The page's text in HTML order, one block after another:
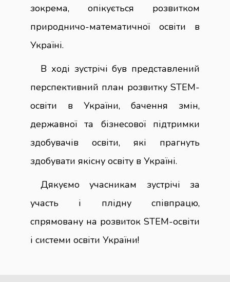
зокрема, опікується розвитком
природничо-математичної освіти в
Україні.
В ході зустрічі був представлений
перспективний план розвитку STEM-
освіти в України, бачення змін,
державної та бізнесової підтримки
здобувачів освіти, які прагнуть
здобувати якісну освіту в Україні.
Дякуємо учасникам зустрічі за
участь і плідну співпрацю,
спрямовану на розвиток STEM-освіти
і системи освіти України!